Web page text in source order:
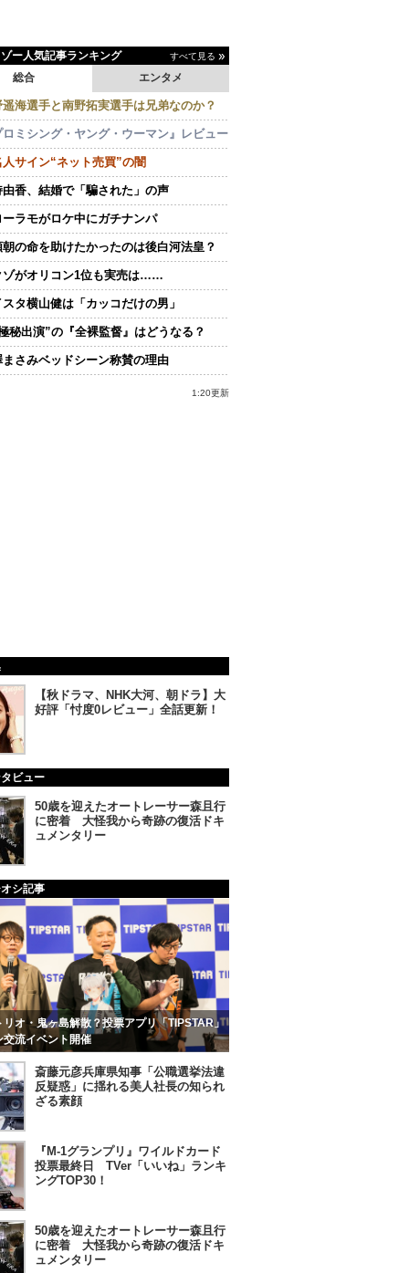
ー人気記事ランキング すべて見る
エンタメ
総合
遥海選手と南野拓実選手は兄弟なのか？
ロミシング・ヤング・ウーマン』レビュー
人サイン“ネット売買”の闇
由香、結婚で「騙された」の声
ーラモがロケ中にガチナンパ
朝の命を助けたかったのは後白河法皇？
ゾがオリコン1位も実売は……
タ横山健は「カッコだけの男」
秘出演”の『全裸監督』はどうなる？
まさみベッドシーン称賛の理由
1:20更新
【秋ドラマ、NHK大河、朝ドラ】大
好評「忖度0レビュー」全話更新！
ビュー
50歳を迎えたオートレーサー森且行
に密着 大怪我から奇跡の復活ドキ
ュメンタリー
シ記事
リオ・鬼ヶ島解散？投票アプリ「TIPSTAR」
交流イベント開催
斎藤元彦兵庫県知事「公職選挙法違
反疑惑」に揺れる美人社長の知られ
ざる素顔
『M-1グランプリ』ワイルドカード
投票最終日 TVer「いいね」ランキ
ングTOP30！
50歳を迎えたオートレーサー森且行
に密着 大怪我から奇跡の復活ドキ
ュメンタリー